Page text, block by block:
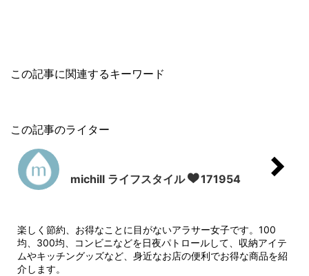
この記事に関連するキーワード
この記事のライター
michill ライフスタイル 171954
楽しく節約、お得なことに目がないアラサー女子です。100
均、300均、コンビニなどを日夜パトロールして、収納アイテ
ムやキッチングッズなど、身近なお店の便利でお得な商品を紹
介します。